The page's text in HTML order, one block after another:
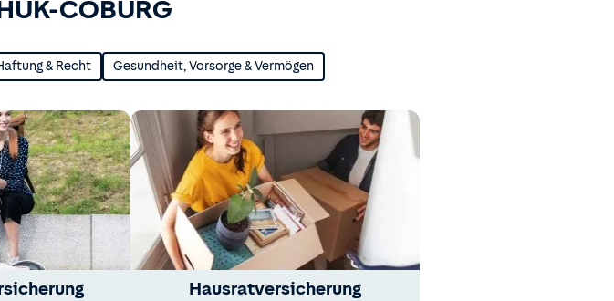
COBURG
& Recht Gesundheit, Vorsorge & Vermögen
Hausratversicherung